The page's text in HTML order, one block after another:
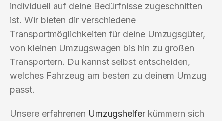
individuell auf deine Bedürfnisse zugeschnitten
ist. Wir bieten dir verschiedene
Transportmöglichkeiten für deine Umzugsgüter,
von kleinen Umzugswagen bis hin zu großen
Transportern. Du kannst selbst entscheiden,
welches Fahrzeug am besten zu deinem Umzug
passt.
Unsere erfahrenen Umzugshelfer kümmern sich